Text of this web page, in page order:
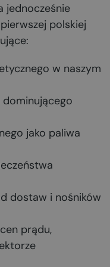
jednocześnie
polskiej
w naszym
jako paliwa
dostaw i nośników
prądu,